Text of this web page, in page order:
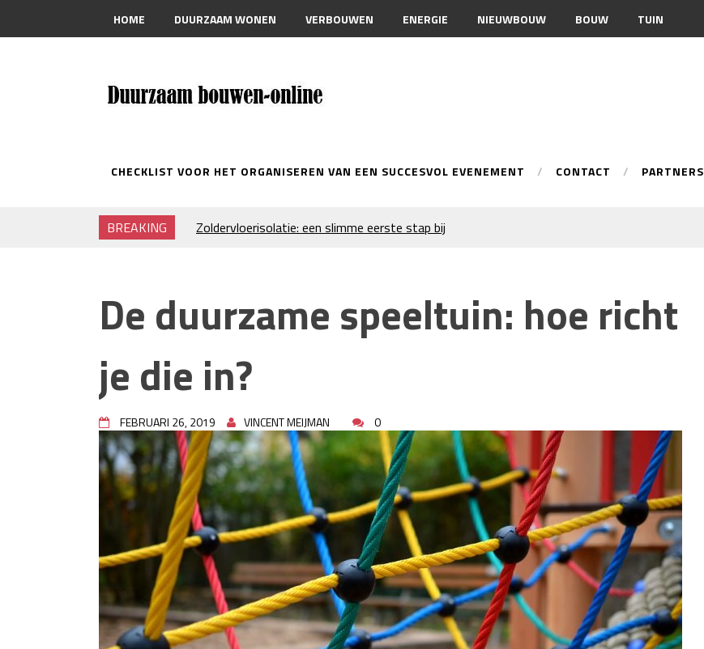
HOME DUURZAAM WONEN VERBOUWEN ENERGIE NIEUWBOUW BOUW TUIN
CHECKLIST VOOR HET ORGANISEREN VAN EEN SUCCESVOL EVENEMENT CONTACT PARTNERS
BREAKING
Zoldervloerisolatie: een slimme eerste stap bij
Hoe draagt je inrichting bij aan je merkimago?
Houtpellets als duurzame verwarmingsoptie
Wanneer moet je een specialist inschakelen bij
rioolproblemen?
Slimme oplossingen voor lekkages en verstoppingen
Projecten
Woonstijlen die perfect passen bij duurzaam bouwen
Oma weet raadt bij cementsluier: natuurlijke oplossingen
De duurzame speeltuin: hoe richt
je die in?
FEBRUARI 26, 2019 VINCENT MEIJMAN 0